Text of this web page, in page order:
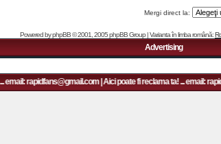
Mergi direct la:
Powered byphpBB© 2001, 2005 phpBB Group | Varianta în limba română:
Advertising
rapidfans@gmail.com | Aici poate fi reclama ta! ... email: